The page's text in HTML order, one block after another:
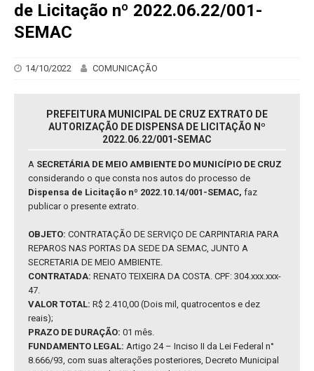
de Licitação nº 2022.06.22/001-
SEMAC
14/10/2022 COMUNICAÇÃO
PREFEITURA MUNICIPAL DE CRUZ EXTRATO DE
AUTORIZAÇÃO DE DISPENSA DE LICITAÇÃO Nº
2022.06.22/001-SEMAC
A SECRETÁRIA DE MEIO AMBIENTE DO MUNICÍPIO DE CRUZ
considerando o que consta nos autos do processo de
Dispensa de Licitação nº 2022.10.14/001-SEMAC, faz
publicar o presente extrato.
OBJETO: CONTRATAÇÃO DE SERVIÇO DE CARPINTARIA PARA
REPAROS NAS PORTAS DA SEDE DA SEMAC, JUNTO A
SECRETARIA DE MEIO AMBIENTE.
CONTRATADA: RENATO TEIXEIRA DA COSTA. CPF: 304.xxx.xxx-
47.
VALOR TOTAL: R$ 2.410,00 (Dois mil, quatrocentos e dez
reais);
PRAZO DE DURAÇÃO: 01 mês.
FUNDAMENTO LEGAL: Artigo 24 – Inciso II da Lei Federal n°
8.666/93, com suas alterações posteriores, Decreto Municipal